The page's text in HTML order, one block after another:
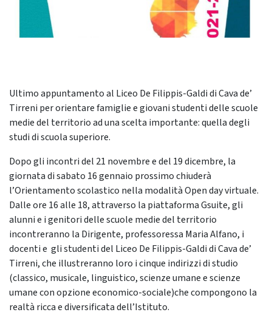
Ultimo appuntamento al Liceo De Filippis-Galdi di Cava de’
Tirreni per orientare famiglie e giovani studenti delle scuole
medie del territorio ad una scelta importante: quella degli
studi di scuola superiore.
Dopo gli incontri del 21 novembre e del 19 dicembre, la
giornata di sabato 16 gennaio prossimo chiuderà
l’Orientamento scolastico nella modalità Open day virtuale.
Dalle ore 16 alle 18, attraverso la piattaforma Gsuite, gli
alunni e i genitori delle scuole medie del territorio
incontreranno la Dirigente, professoressa Maria Alfano, i
docenti e gli studenti del Liceo De Filippis-Galdi di Cava de’
Tirreni, che illustreranno loro i cinque indirizzi di studio
(classico, musicale, linguistico, scienze umane e scienze
umane con opzione economico-sociale)che compongono la
realtà ricca e diversificata dell’Istituto.